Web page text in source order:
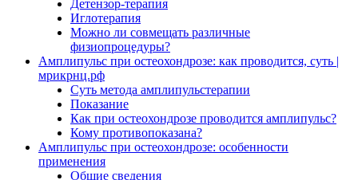
Детензор-терапия
Иглотерапия
Можно ли совмещать различные
физиопроцедуры?
Амплипульс при остеохондрозе: как проводится, суть |
мрикрнц.рф
Суть метода амплипульстерапии
Показание
Как при остеохондрозе проводится амплипульс?
Кому противопоказана?
Амплипульс при остеохондрозе: особенности
применения
Общие сведения